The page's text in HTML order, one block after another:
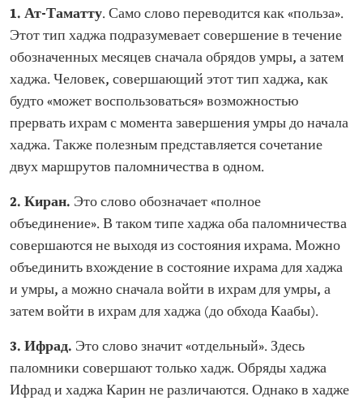
1. Ат-Таматту. Само слово переводится как «польза».
Этот тип хаджа подразумевает совершение в течение
обозначенных месяцев сначала обрядов умры, а затем
хаджа. Человек, совершающий этот тип хаджа, как
будто «может воспользоваться» возможностью
прервать ихрам с момента завершения умры до начала
хаджа. Также полезным представляется сочетание
двух маршрутов паломничества в одном.
2. Киран. Это слово обозначает «полное
объединение». В таком типе хаджа оба паломничества
совершаются не выходя из состояния ихрама. Можно
объединить вхождение в состояние ихрама для хаджа
и умры, а можно сначала войти в ихрам для умры, а
затем войти в ихрам для хаджа (до обхода Каабы).
3. Ифрад. Это слово значит «отдельный». Здесь
паломники совершают только хадж. Обряды хаджа
Ифрад и хаджа Карин не различаются. Однако в хадже